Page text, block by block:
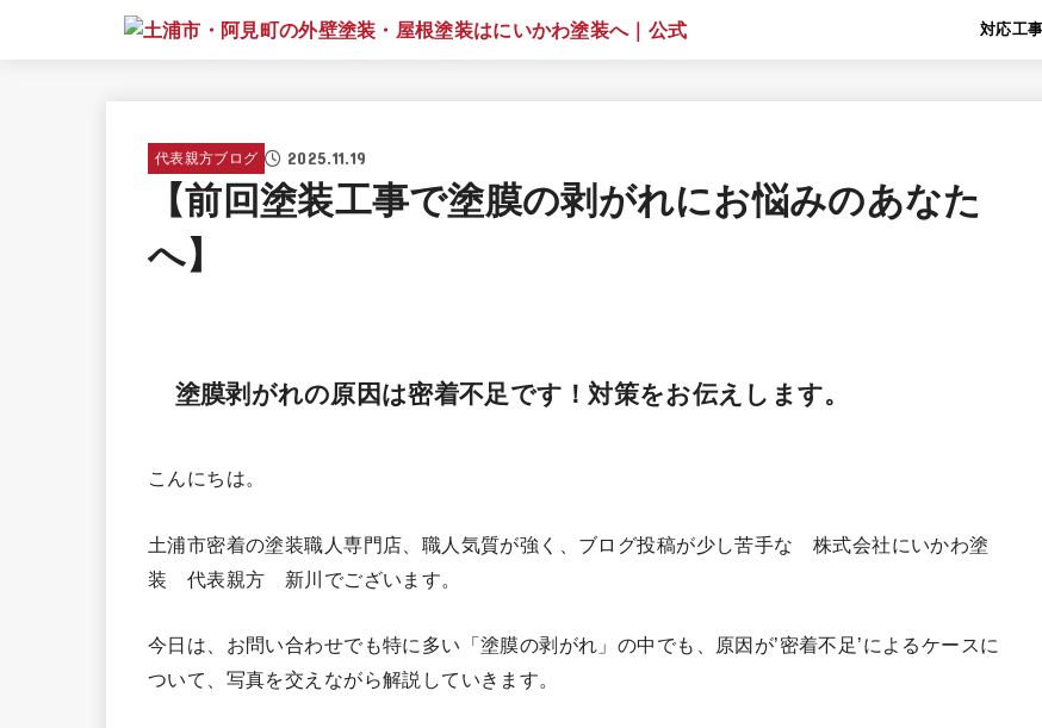
対応工事
代表親方ブログ 2025.11.19
【前回塗装工事で塗膜の剥がれにお悩みのあなた
へ】
塗膜剥がれの原因は密着不足です！対策をお伝えします。
こんにちは。
土浦市密着の塗装職人専門店、職人気質が強く、ブログ投稿が少し苦手な 株式会社にいかわ塗
装 代表親方 新川でございます。
今日は、お問い合わせでも特に多い「塗膜の剥がれ」の中でも、原因が’密着不足’によるケースに
ついて、写真を交えながら解説していきます。